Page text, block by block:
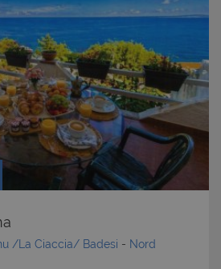
/La Ciaccia/ Badesi - Nord